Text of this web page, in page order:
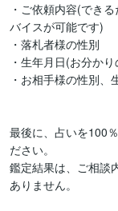
・ご依頼内容(でき
バイスが可能です)
・落札者様の性別
・生年月日(お分か
・お相手様の性別、
最後に、占いを100
ださい。
鑑定結果は、ご相談
ありません。